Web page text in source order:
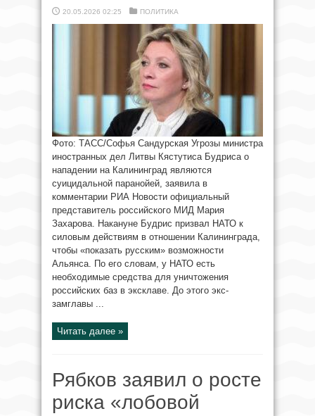
20.05.2026 02:25 ПОЛИТИКА
Фото: ТАСС/Софья Сандурская Угрозы министра
иностранных дел Литвы Кястутиса Будриса о
нападении на Калининград являются
суицидальной паранойей, заявила в
комментарии РИА Новости официальный
представитель российского МИД Мария
Захарова. Накануне Будрис призвал НАТО к
силовым действиям в отношении Калининграда,
чтобы «показать русским» возможности
Альянса. По его словам, у НАТО есть
необходимые средства для уничтожения
российских баз в эксклаве. До этого экс-
замглавы ...
Читать далее »
Рябков заявил о росте
риска «лобовой